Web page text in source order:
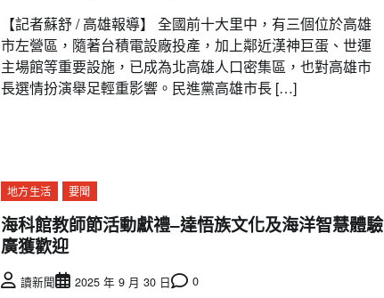
【記者蘇舒 / 高雄報導】 全國前十大里中，有三個位於高雄
市左營區，隨著台積電設廠投產，加上鄰近漢神巨蛋、世運
主場館等重要設施，已成為北高雄人口密集區，也對高雄市
長選情扮演舉足輕重影響。民進黨高雄市長 […]
地方生活 要聞
海科館教師節活動獻禮–達悟族文化及海洋智慧體驗
廣獲歡迎
讀新聞 2025 年 9 月 30 日 0